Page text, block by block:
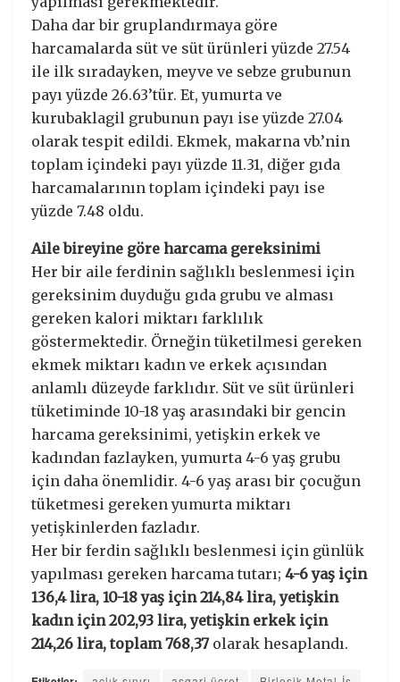
Daha dar bir gruplandırmaya göre
harcamalarda süt ve süt ürünleri yüzde 27.54
ile ilk sıradayken, meyve ve sebze grubunun
payı yüzde 26.63’tür. Et, yumurta ve
kurubaklagil grubunun payı ise yüzde 27.04
olarak tespit edildi. Ekmek, makarna vb.’nin
toplam içindeki payı yüzde 11.31, diğer gıda
harcamalarının toplam içindeki payı ise
yüzde 7.48 oldu.
Aile bireyine göre harcama gereksinimi
Her bir aile ferdinin sağlıklı beslenmesi için
gereksinim duyduğu gıda grubu ve alması
gereken kalori miktarı farklılık
göstermektedir. Örneğin tüketilmesi gereken
ekmek miktarı kadın ve erkek açısından
anlamlı düzeyde farklıdır. Süt ve süt ürünleri
tüketiminde 10-18 yaş arasındaki bir gencin
harcama gereksinimi, yetişkin erkek ve
kadından fazlayken, yumurta 4-6 yaş grubu
için daha önemlidir. 4-6 yaş arası bir çocuğun
tüketmesi gereken yumurta miktarı
yetişkinlerden fazladır.
Her bir ferdin sağlıklı beslenmesi için günlük
yapılması gereken harcama tutarı; 4-6 yaş için
136,4 lira, 10-18 yaş için 214,84 lira, yetişkin
kadın için 202,93 lira, yetişkin erkek için
214,26 lira, toplam 768,37olarak hesaplandı.